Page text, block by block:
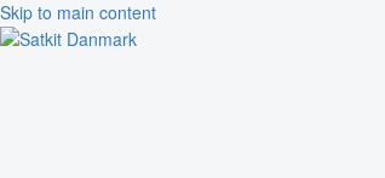
Skip to main content